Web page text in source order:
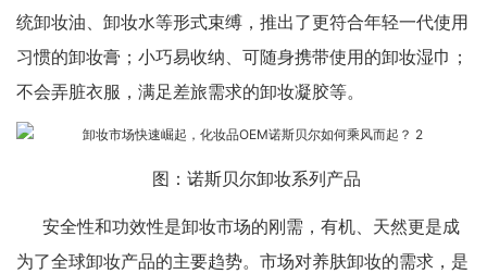
统卸妆油、卸妆水等形式束缚，推出了更符合年轻一代使用
习惯的卸妆膏；小巧易收纳、可随身携带使用的卸妆湿巾；
不会弄脏衣服，满足差旅需求的卸妆凝胶等。
图：诺斯贝尔卸妆系列产品
安全性和功效性是卸妆市场的刚需，有机、天然更是成
为了全球卸妆产品的主要趋势。市场对养肤卸妆的需求，是